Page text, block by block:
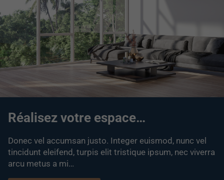
Réalisez votre espace…
Donec vel accumsan justo. Integer euismod, nunc vel
tincidunt eleifend, turpis elit tristique ipsum, nec viverra
arcu metus a mi…